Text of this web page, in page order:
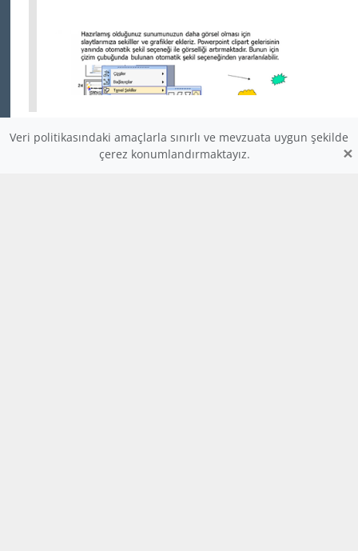
Varsayılan Ağ Ğeçidi
Varsayılan ağ ğeçidi
Veri politikasındaki amaçlarla sınırlı ve mevzuata uygun şekilde
çerez konumlandırmaktayız.
×